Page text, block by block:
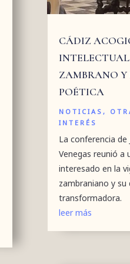
CÁDIZ
ZAMBRANO
POÉTICA
NOTICIAS,
INTERÉS
La conferencia de
Venegas reunió a
interesado en la
zambraniano y su
transformadora.
leer más